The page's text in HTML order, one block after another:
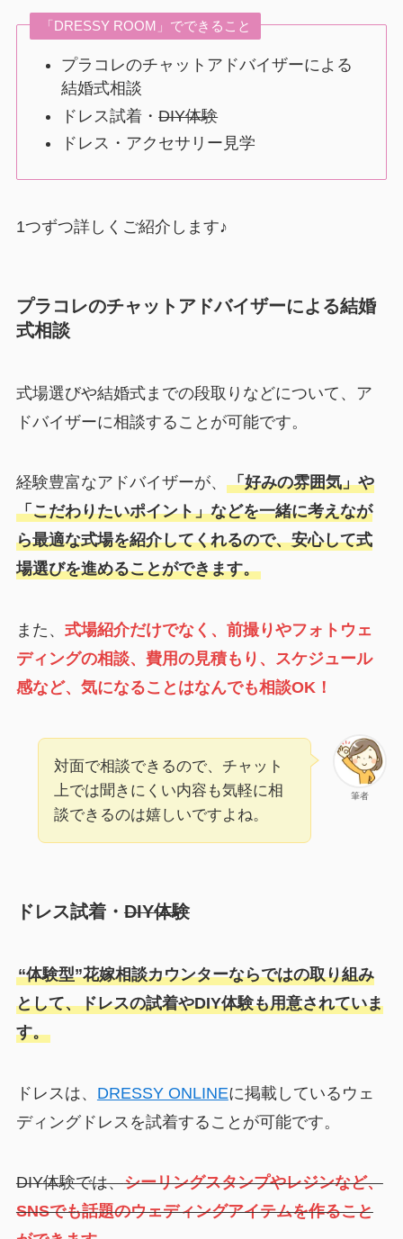
「DRESSY ROOM」でできること
プラコレのチャットアドバイザーによる
結婚式相談
ドレス試着・DIY体験
ドレス・アクセサリー見学
1つずつ詳しくご紹介します♪
プラコレのチャットアドバイザーによる結婚
式相談
式場選びや結婚式までの段取りなどについて、ア
ドバイザーに相談することが可能です。
経験豊富なアドバイザーが、 「好みの雰囲気」や
「こだわりたいポイント」などを一緒に考えなが
ら最適な式場を紹介してくれるので、安心して式
場選びを進めることができます。
また、 式場紹介だけでなく、前撮りやフォトウェ
ディングの相談、費用の見積もり、スケジュール
感など、気になることはなんでも相談OK！
筆者
対面で相談できるので、チャット
上では聞きにくい内容も気軽に相
談できるのは嬉しいですよね。
ドレス試着・ DIY体験
“体験型”花嫁相談カウンターならではの取り組み
として、ドレスの試着やDIY体験も用意されていま
す。
ドレスは、 DRESSY ONLINEに掲載しているウェ
ディングドレスを試着することが可能です。
DIY体験では、シーリングスタンプやレジンなど、
SNSでも話題のウェディングアイテムを作ること